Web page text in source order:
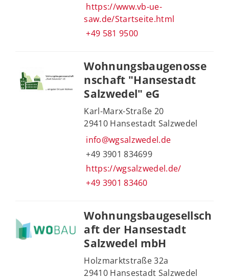
https://www.vb-ue-
saw.de/Startseite.html
+49 581 9500
Wohnungsbaugenosse
nschaft "Hansestadt
Salzwedel" eG
Karl-Marx-Straße 20
29410 Hansestadt Salzwedel
info@wgsalzwedel.de
+49 3901 834699
https://wgsalzwedel.de/
+49 3901 83460
Wohnungsbaugesellsch
aft der Hansestadt
Salzwedel mbH
Holzmarktstraße 32a
29410 Hansestadt Salzwedel